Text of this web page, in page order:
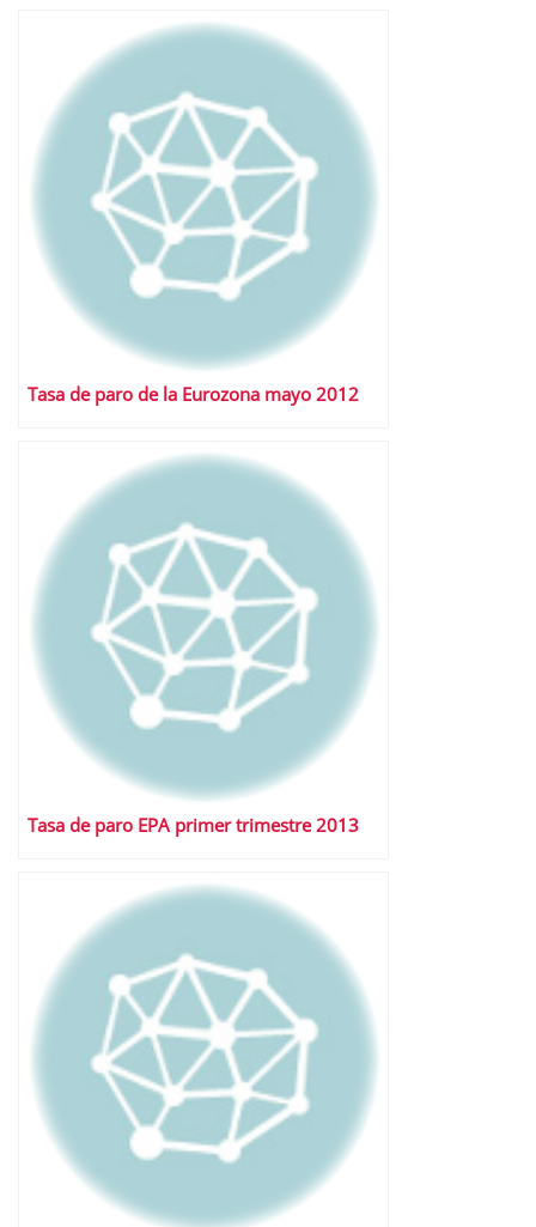
Tasa de paro de la Eurozona mayo 2012
Tasa de paro EPA primer trimestre 2013